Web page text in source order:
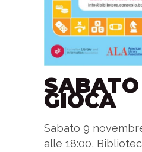
GIOCA
Sabato 9
alle 18:00,